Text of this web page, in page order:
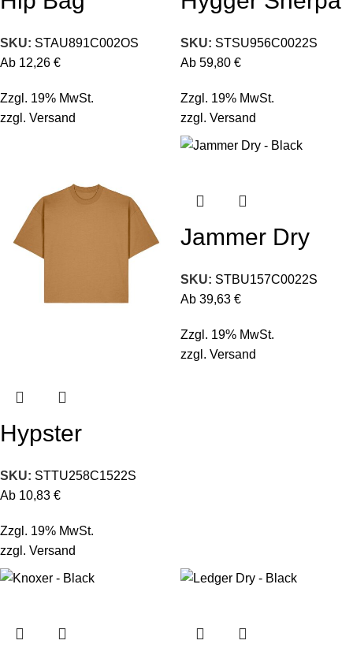
SKU: STAU891C002OS
Ab 12,26 €
Zzgl. 19% MwSt.
zzgl. Versand
SKU: STSU956C0022S
Ab 59,80 €
Zzgl. 19% MwSt.
zzgl. Versand
Hypster
SKU: STTU258C1522S
Ab 10,83 €
Zzgl. 19% MwSt.
zzgl. Versand
Jammer Dry
SKU: STBU157C0022S
Ab 39,63 €
Zzgl. 19% MwSt.
zzgl. Versand